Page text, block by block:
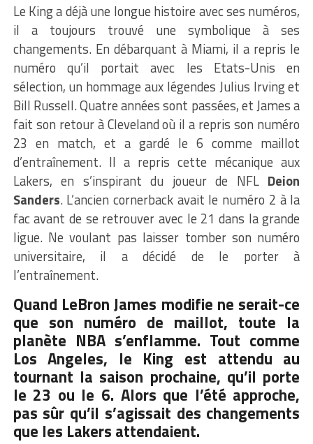
Le King a déjà une longue histoire avec ses numéros,
il a toujours trouvé une symbolique à ses
changements. En débarquant à Miami, il a repris le
numéro qu’il portait avec les Etats-Unis en
sélection, un hommage aux légendes Julius Irving et
Bill Russell. Quatre années sont passées, et James a
fait son retour à Cleveland où il a repris son numéro
23 en match, et a gardé le 6 comme maillot
d’entraînement. Il a repris cette mécanique aux
Lakers, en s’inspirant du joueur de NFL Deion
Sanders. L’ancien cornerback avait le numéro 2 à la
fac avant de se retrouver avec le 21 dans la grande
ligue. Ne voulant pas laisser tomber son numéro
universitaire, il a décidé de le porter à
l’entraînement.
Quand LeBron James modifie ne serait-ce
que son numéro de maillot, toute la
planète NBA s’enflamme. Tout comme
Los Angeles, le King est attendu au
tournant la saison prochaine, qu’il porte
le 23 ou le 6. Alors que l’été approche,
pas sûr qu’il s’agissait des changements
que les Lakers attendaient.